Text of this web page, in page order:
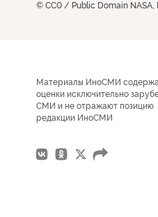
© CC0 / Public Domain NASA,
Материалы ИноСМИ
оценки исключительно
СМИ и не отражают позицию
редакции ИноСМИ